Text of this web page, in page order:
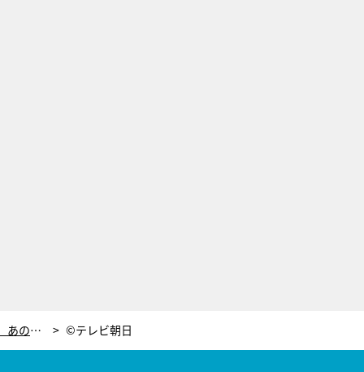
「結婚」宣言の元NMB48・須藤凜々花、あの背景にあった仰天哲学をTV初告白！ ©テレビ朝日